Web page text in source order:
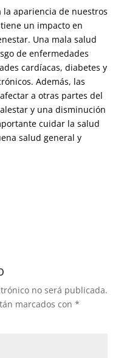
la apariencia de nuestros
un impacto en
Una mala salud
de enfermedades
cardíacas, diabetes y
Además, las
a otras partes del
y una disminución
cuidar la salud
salud general y
no será publicada.
marcados con *